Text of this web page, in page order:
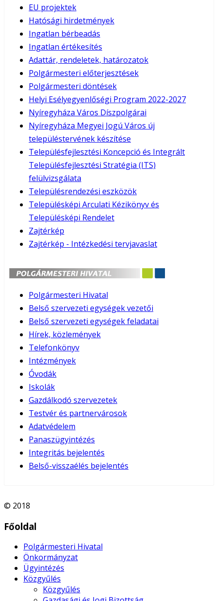
EU projektek
Hatósági hirdetmények
Ingatlan bérbeadás
Ingatlan értékesítés
Adattár, rendeletek, határozatok
Polgármesteri előterjesztések
Polgármesteri döntések
Helyi Esélyegyenlőségi Program 2022-2027
Nyíregyháza Város Díszpolgárai
Nyíregyháza Megyei Jogú Város új
településtervének készítése
Településfejlesztési Koncepció és Integrált
Településfejlesztési Stratégia (ITS)
felülvizsgálata
Településrendezési eszközök
Településképi Arculati Kézikönyv és
Településképi Rendelet
Zajtérkép
Zajtérkép - Intézkedési tervjavaslat
Polgármesteri Hivatal
Belső szervezeti egységek vezetői
Belső szervezeti egységek feladatai
Hírek, közlemények
Telefonkönyv
Intézmények
Óvodák
Iskolák
Gazdálkodó szervezetek
Testvér és partnervárosok
Adatvédelem
Panaszügyintézés
Integritás bejelentés
Belső-visszaélés bejelentés
© 2018
Főoldal
Polgármesteri Hivatal
Önkormányzat
Ügyintézés
Közgyűlés
Közgyűlés